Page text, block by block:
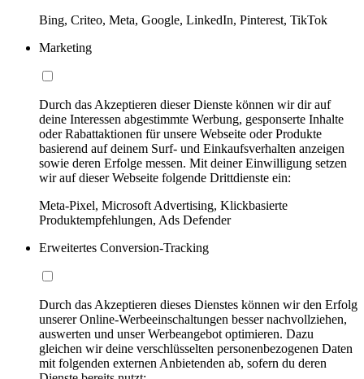
Bing, Criteo, Meta, Google, LinkedIn, Pinterest, TikTok
Marketing
Durch das Akzeptieren dieser Dienste können wir dir auf
deine Interessen abgestimmte Werbung, gesponserte Inhalte
oder Rabattaktionen für unsere Webseite oder Produkte
basierend auf deinem Surf- und Einkaufsverhalten anzeigen
sowie deren Erfolge messen. Mit deiner Einwilligung setzen
wir auf dieser Webseite folgende Drittdienste ein:
Meta-Pixel, Microsoft Advertising, Klickbasierte
Produktempfehlungen, Ads Defender
Erweitertes Conversion-Tracking
Durch das Akzeptieren dieses Dienstes können wir den Erfolg
unserer Online-Werbeeinschaltungen besser nachvollziehen,
auswerten und unser Werbeangebot optimieren. Dazu
gleichen wir deine verschlüsselten personenbezogenen Daten
mit folgenden externen Anbietenden ab, sofern du deren